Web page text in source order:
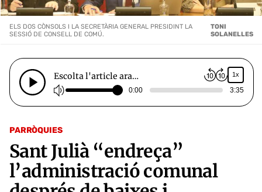
PARRÒQUIES
Sant Julià “endreça”
l’administració comunal
ELS DOS CÒNSOLS I LA SECRETÀRIA GENERAL PRESIDINT LA
SESSIÓ DE CONSELL DE COMÚ.
TONI
SOLANELLES
Escolta l'article ara… 1x
0:00 3:35